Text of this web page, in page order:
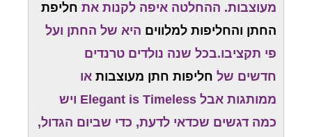
מעוצבות. ההחלטה איפה לקנות את חליפת
החתן והחליפות למלווים היא של החתן ועל
פי תקציבו.בכל שנה נולדים טרנדים
חדשים של חליפות חתן מעוצבות או
ממותגות אבל Elegant is Timeless ויש
כמה דגשים שכדאי לדעת, כדי שביום הגדול,